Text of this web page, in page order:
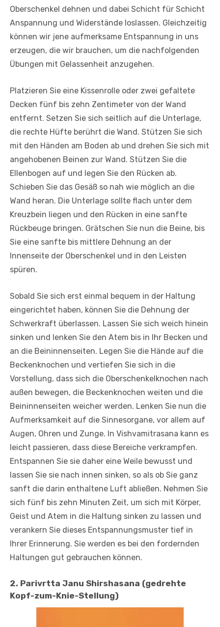
Oberschenkel dehnen und dabei Schicht für Schicht
Anspannung und Widerstände loslassen. Gleichzeitig
können wir jene aufmerksame Entspannung in uns
erzeugen, die wir brauchen, um die nachfolgenden
Übungen mit Gelassenheit anzugehen.
Platzieren Sie eine Kissenrolle oder zwei gefaltete
Decken fünf bis zehn Zentimeter von der Wand
entfernt. Setzen Sie sich seitlich auf die Unterlage,
die rechte Hüfte berührt die Wand. Stützen Sie sich
mit den Händen am Boden ab und drehen Sie sich mit
angehobenen Beinen zur Wand. Stützen Sie die
Ellenbogen auf und legen Sie den Rücken ab.
Schieben Sie das Gesäß so nah wie möglich an die
Wand heran. Die Unterlage sollte flach unter dem
Kreuzbein liegen und den Rücken in eine sanfte
Rückbeuge bringen. Grätschen Sie nun die Beine, bis
Sie eine sanfte bis mittlere Dehnung an der
Innenseite der Oberschenkel und in den Leisten
spüren.
Sobald Sie sich erst einmal bequem in der Haltung
eingerichtet haben, können Sie die Dehnung der
Schwerkraft überlassen. Lassen Sie sich weich hinein
sinken und lenken Sie den Atem bis in Ihr Becken und
an die Beininnenseiten. Legen Sie die Hände auf die
Beckenknochen und vertiefen Sie sich in die
Vorstellung, dass sich die Oberschenkelknochen nach
außen bewegen, die Beckenknochen weiten und die
Beininnenseiten weicher werden. Lenken Sie nun die
Aufmerksamkeit auf die Sinnesorgane, vor allem auf
Augen, Ohren und Zunge. In Vishvamitrasana kann es
leicht passieren, dass diese Bereiche verkrampfen.
Entspannen Sie sie daher eine Weile bewusst und
lassen Sie sie nach innen sinken, so als ob Sie ganz
sanft die darin enthaltene Luft abließen. Nehmen Sie
sich fünf bis zehn Minuten Zeit, um sich mit Körper,
Geist und Atem in die Haltung sinken zu lassen und
verankern Sie dieses Entspannungsmuster tief in
Ihrer Erinnerung. Sie werden es bei den fordernden
Haltungen gut gebrauchen können.
2. Parivrtta Janu Shirshasana (gedrehte
Kopf-zum-Knie-Stellung)